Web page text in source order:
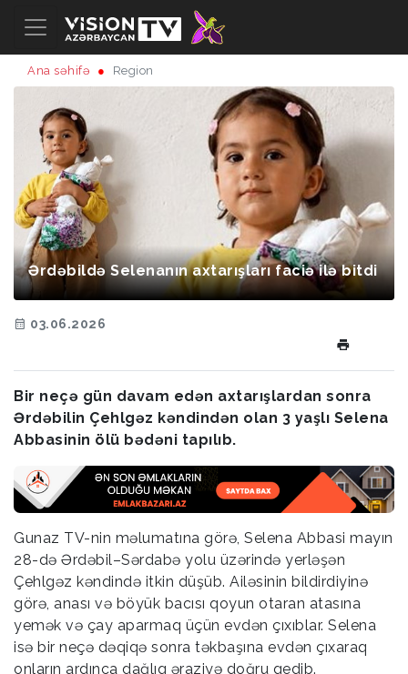
Ana səhifə Region
Ərdəbildə Selenanın axtarışları faciə ilə bitdi
03.06.2026
Bir neçə gün davam edən axtarışlardan sonra
Ərdəbilin Çehlgəz kəndindən olan 3 yaşlı Selena
Abbasinin ölü bədəni tapılıb.
Gunaz TV-nin məlumatına görə, Selena Abbasi mayın
28-də Ərdəbil–Sərdabə yolu üzərində yerləşən
Çehlgəz kəndində itkin düşüb. Ailəsinin bildirdiyinə
görə, anası və böyük bacısı qoyun otaran atasına
yemək və çay aparmaq üçün evdən çıxıblar. Selena
isə bir neçə dəqiqə sonra təkbaşına evdən çıxaraq
onların ardınca dağlıq əraziyə doğru gedib.